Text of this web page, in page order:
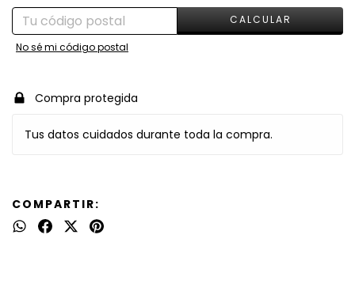
CALCULAR
No sé mi código postal
Compra protegida
Tus datos cuidados durante toda la compra.
COMPARTIR: